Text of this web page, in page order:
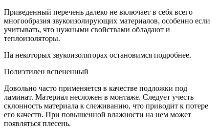
Приведенный перечень далеко не включает в себя всего
многообразия звукоизолирующих материалов, особенно если
учитывать, что нужными свойствами обладают и
теплоизоляторы.
На некоторых звукоизоляторах остановимся подробнее.
Полиэтилен вспененный
Довольно часто применяется в качестве подложки под
ламинат. Материал несложен в монтаже. Следует учесть
склонность материала к слеживанию, что приводит к потере
его качеств. При повышенной влажности на нем может
появляться плесень.